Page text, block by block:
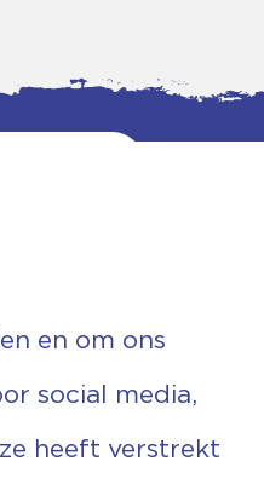
en om ons
social media,
heeft verstrekt